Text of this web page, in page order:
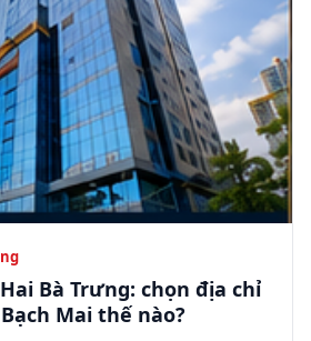
Bà Trưng: chọn địa chỉ
Mai thế nào?